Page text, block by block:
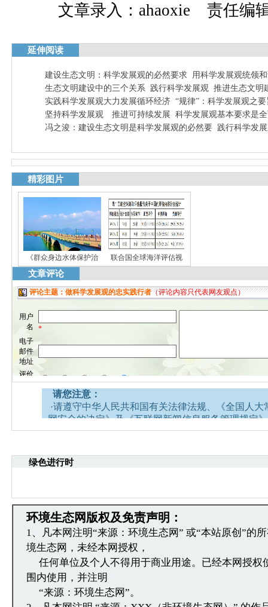
文章录入：ahaoxie 责任编
延伸阅读
建设生态文明：科学发展观的必然要求 用科学发展观统领
生态文明建设中的三个关系 践行科学发展观 推进生态文明
实践科学发展观大力发展循环经济 “规律”：科学发展观之要
坚持科学发展观 推进可持续发展 科学发展观基本要求是
冯之浚：建设生态文明是科学发展观的必然要 践行科学发
精彩图片
《群众身边水体保护治 联合国全球海洋评估视
文章评论
请您注意：
·请遵守中华人民共和国有关法律法规、《全国人
网安全的决定》及《互联网新闻信息服务管理规定
·请注意语言文明，尊重网络道德，并承担一切因您
·中国环境生态网文章跟帖管理员有权保留或删除其
容。
·发表本评论即表明您已经阅读并接受上述条款，如
文章跟帖管理员反映。
绿色进行时
环境生态网版权及免责声明：
1、凡本网注明“来源：环境生态网” 或“本站原创”的
境生态网，未经本网授权，
任何单位及个人不得用于商业用途。已经本网授权
围内使用，并注明
“来源：环境生态网”。